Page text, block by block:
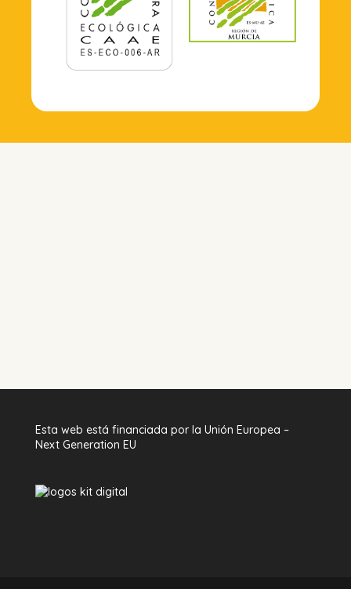
Esta web está financiada por la Unión Europea –
Next Generation EU